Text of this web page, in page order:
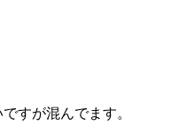
すが混んでます。